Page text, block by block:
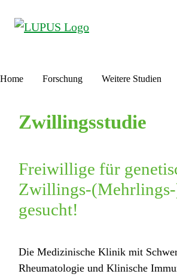
Home Forschung Weitere Studien
Zwillingsstudie
Freiwillige für
Zwillings-
gesucht!
Die Medizinische Klinik mit
Rheumatologie und Klinische